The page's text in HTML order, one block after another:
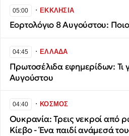
05:00 ∙ΕΚΚΛΗΣΙΑ
Εορτολόγιο 8 Αυγούστου:
04:45 ∙ΕΛΛΑΔΑ
Πρωτοσέλιδα εφημερίδων:
Αυγούστου
04:40 ∙ΚΟΣΜΟΣ
Ουκρανία: Τρεις νεκροί από
Κίεβο - Ένα παιδί ανάμεσά